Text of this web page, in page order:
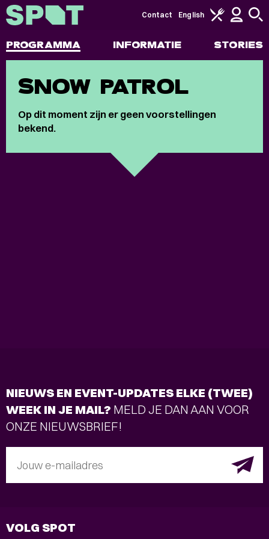
PROGRAMMA INFORMATIE STORIES
Contact English
SNOW PATROL
Op dit moment zijn er geen voorstellingen
bekend.
NIEUWS EN EVENT-UPDATES ELKE (TWEE)
WEEK IN JE MAIL? MELD JE DAN AAN VOOR
ONZE NIEUWSBRIEF!
Jouw e-mailadres
VOLG SPOT